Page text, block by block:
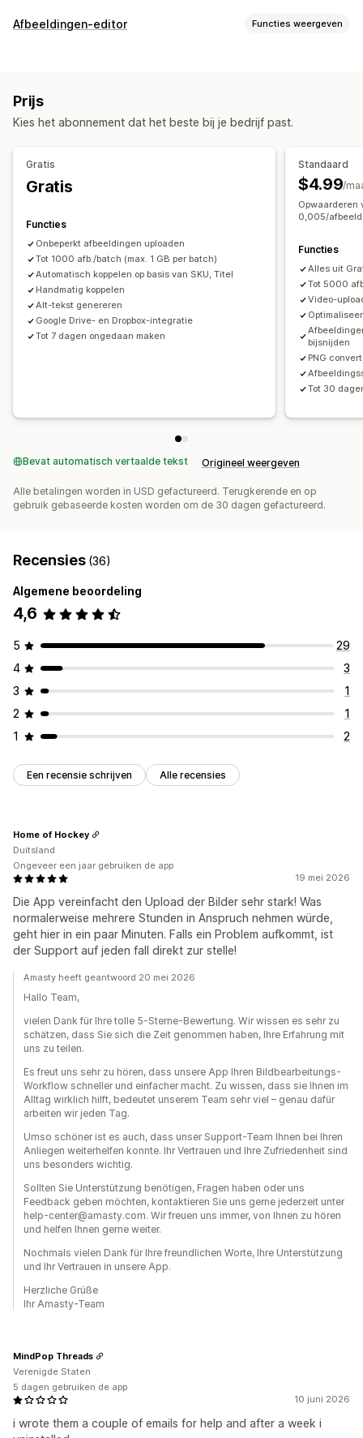
Bewerkbare bronnen
Beeldoptimalisatie
Importeren en exporteren van CSV
Back-up
Rollback
Afbeeldingen-editor Functies weergeven
Beeldcompressie
Generatieve vulling
Bestanden uploaden
Prijs
Kies het abonnement dat het beste bij je bedrijf past.
Gratis
Gratis
Functies
Onbeperkt afbeeldingen uploaden
Tot 1000 afb./batch (max. 1 GB per batch)
Automatisch koppelen op basis van SKU, Titel
Handmatig koppelen
Alt-tekst genereren
Google Drive- en Dropbox-integratie
Tot 7 dagen ongedaan maken
Standaard
$4.99/
Opwaarderen
0,005/
Functies
Alles uit
Tot 5000
Video-
bijsnijden
PNG
Tot 30
Bevat automatisch vertaalde tekst Origineel weergeven
Alle betalingen worden in USD gefactureerd. Terugkerende en op
gebruik gebaseerde kosten worden om de 30 dagen gefactureerd.
Recensies (36)
Algemene beoordeling
4,6
5
29
4
3
3
1
2
1
1
2
Een recensie schrijven Alle recensies
19 mei 2026
Die App vereinfacht den Upload der Bilder sehr stark! Was
normalerweise mehrere Stunden in Anspruch nehmen würde,
geht hier in ein paar Minuten. Falls ein Problem aufkommt, ist
der Support auf jeden fall direkt zur stelle!
Home of Hockey
Duitsland
Ongeveer een jaar gebruiken de app
Amasty heeft geantwoord 20 mei 2026
Hallo Team,
vielen Dank für Ihre tolle 5-Sterne-Bewertung. Wir wissen es sehr zu
schätzen, dass Sie sich die Zeit genommen haben, Ihre Erfahrung mit
uns zu teilen.
Es freut uns sehr zu hören, dass unsere App Ihren Bildbearbeitungs-
Workflow schneller und einfacher macht. Zu wissen, dass sie Ihnen im
Alltag wirklich hilft, bedeutet unserem Team sehr viel – genau dafür
arbeiten wir jeden Tag.
Umso schöner ist es auch, dass unser Support-Team Ihnen bei Ihren
Anliegen weiterhelfen konnte. Ihr Vertrauen und Ihre Zufriedenheit sind
uns besonders wichtig.
Sollten Sie Unterstützung benötigen, Fragen haben oder uns
Feedback geben möchten, kontaktieren Sie uns gerne jederzeit unter
help-center@amasty.com. Wir freuen uns immer, von Ihnen zu hören
und helfen Ihnen gerne weiter.
Nochmals vielen Dank für Ihre freundlichen Worte, Ihre Unterstützung
und Ihr Vertrauen in unsere App.
Herzliche Grüße
Ihr Amasty-Team
10 juni 2026
i wrote them a couple of emails for help and after a week i
MindPop Threads
Verenigde Staten
5 dagen gebruiken de app